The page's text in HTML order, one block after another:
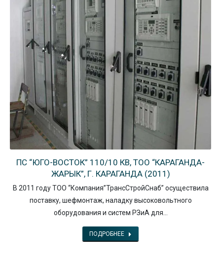
ПС “ЮГО-ВОСТОК” 110/10 КВ, ТОО “КАРАГАНДА-
ЖАРЫК”, Г. КАРАГАНДА (2011)
В 2011 году ТОО “Компания”ТрансСтройСнаб” осуществила
поставку, шефмонтаж, наладку высоковольтного
оборудования и систем РЗиА для…
ПОДРОБНЕЕ